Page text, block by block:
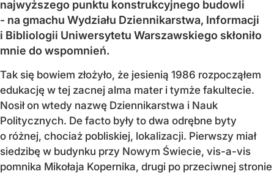
najwyższego punktu konstrukcyjnego budowli
- na gmachu Wydziału Dziennikarstwa, Informacji
i Bibliologii Uniwersytetu Warszawskiego skłoniło
mnie do wspomnień.
Tak się bowiem złożyło, że jesienią 1986 rozpocząłem
edukację w tej zacnej alma mater i tymże fakultecie.
Nosił on wtedy nazwę Dziennikarstwa i Nauk
Politycznych. De facto były to dwa odrębne byty
o różnej, chociaż pobliskiej, lokalizacji. Pierwszy miał
siedzibę w budynku przy Nowym Świecie, vis-a-vis
pomnika Mikołaja Kopernika, drugi po przeciwnej stronie